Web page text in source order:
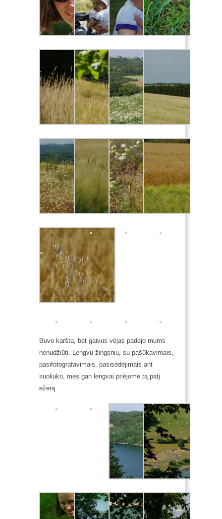
Buvo karšta, bet gaivus vėjas padėjo mums
nenudžiūti. Lengvu žingsniu, su pašūkavimais,
pasifotografavimais, pasisėdėjimais ant
suoliuko, mes gan lengvai priėjome tą patį
ežerą.